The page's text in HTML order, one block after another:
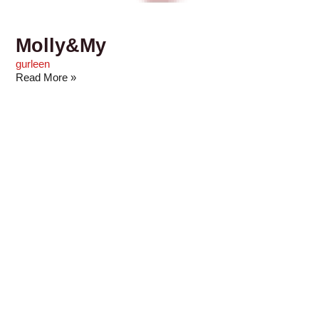
Molly&My
gurleen
Read More »